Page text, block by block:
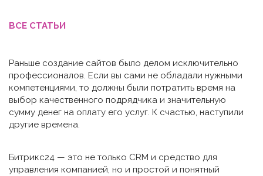
ВСЕ СТАТЬИ
Раньше создание сайтов было делом исключительно
профессионалов. Если вы сами не обладали нужными
компетенциями, то должны были потратить время на
выбор качественного подрядчика и значительную
сумму денег на оплату его услуг. К счастью, наступили
другие времена.
Битрикс24 — это не только CRM и средство для
управления компанией, но и простой и понятный